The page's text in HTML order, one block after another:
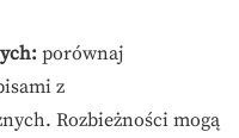
porównaj
z
Rozbieżności mogą